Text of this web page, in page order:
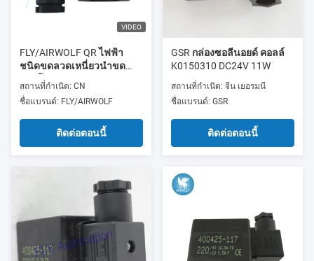
VIDEO
FLY/AIRWOLF QR ไฟฟ้า
ชนิดขดลวดเหนี่ยวนำขด
ลวดโซลินอย K301
DIN43650A
สถานที่กำเนิด: CN
ชื่อแบรนด์: FLY/AIRWOLF
ติดต่อตอนนี้
GSR กล่องซอลีนอยด์ คอลล์
K0150310 DC24V 11W
สถานที่กำเนิด: จีน เยอรมนี
ชื่อแบรนด์: GSR
ติดต่อตอนนี้